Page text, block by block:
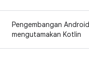
Pengembangan
mengutamakan Kotlin